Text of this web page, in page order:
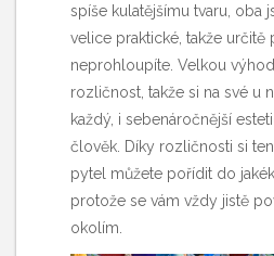
spíše kulatějšímu tvaru, oba
velice praktické, takže určitě
neprohloupíte. Velkou
rozličnost, takže si na své u
každý, i sebenáročnější
člověk. Díky rozličnosti si
pytel můžete pořídit do
protože se vám vždy jistě
okolím.